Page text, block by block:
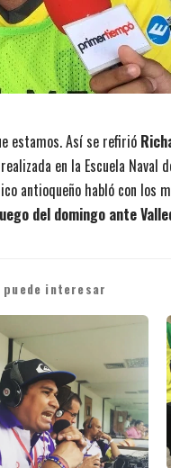
estamos. Así se refirió
en la Escuela Naval
antioqueño habló con los
del domingo ante
puede interesar